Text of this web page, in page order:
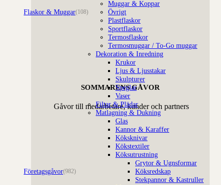
SOMMARENS GÅVOR
Gåvor till medarbetare, kunder och partners
Flaskor & Muggar(108)
Muggar & Koppar
Övrigt
Plastflaskor
Sportflaskor
Termosflaskor
Termosmuggar / To-Go muggar
Företagsgåvor(982)
Dekoration & Inredning
Krukor
Ljus & Ljusstakar
Skulpturer
Speglar
Vaser
Filtar & Plädar
Matlagning & Dukning
Glas
Kannor & Karaffer
Köksknivar
Kökstextiler
Köksutrustning
Grytor & Ugnsformar
Köksredskap
Stekpannor & Kastruller